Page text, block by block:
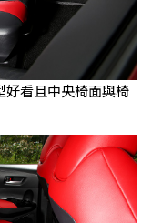
好看且中央椅面與椅